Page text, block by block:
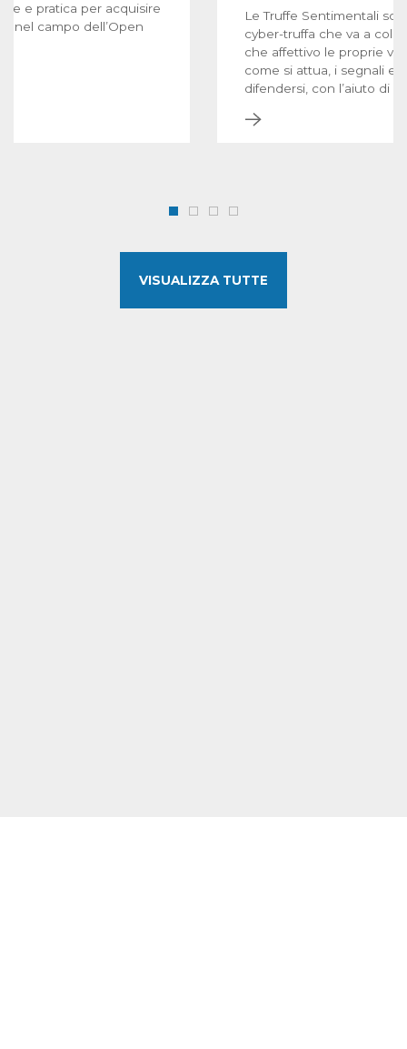
e pratica per acquisire
nel campo dell’Open
Le Truffe Sentimentali
cyber-truffa che va a
che affettivo le proprie
come si attua, i segnali e
difendersi, con l’aiuto di
VISUALIZZA TUTTE